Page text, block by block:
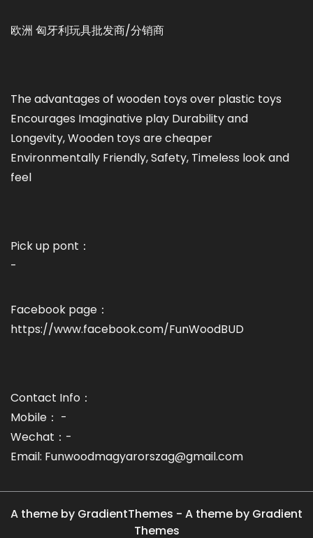
欧洲 匈牙利玩具批发商/分销商
The advantages of wooden toys over plastic toys
Encourages Imaginative play Durability and
Longevity, Wooden toys are cheaper
Environmentally Friendly, Safety, Timeless look and
feel
Pick up pont：
-
Facebook page：
https://www.facebook.com/FunWoodBUD
Contact Info：
Mobile： -
Wechat：-
Email: Funwoodmagyarorszag@gmail.com
A theme by GradientThemes - A theme by Gradient
Themes